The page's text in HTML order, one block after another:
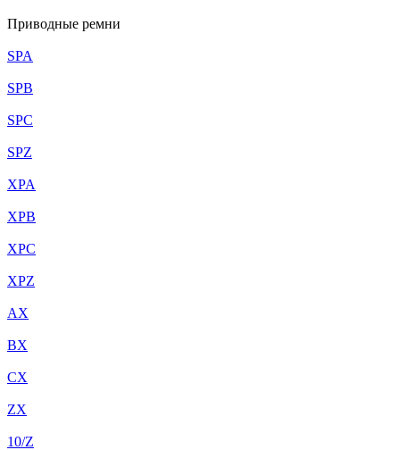
Приводные ремни
SPA
SPB
SPC
SPZ
XPA
XPB
XPC
XPZ
AX
BX
CX
ZX
10/Z